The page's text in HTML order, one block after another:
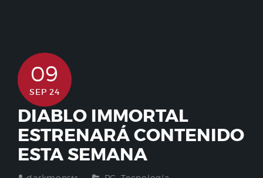
09
SEP 24
DIABLO IMMORTAL
ESTRENARÁ CONTENIDO
ESTA SEMANA